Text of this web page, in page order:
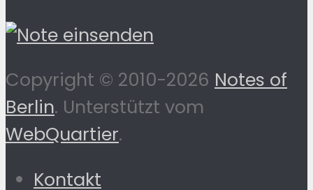
Copyright © 2010-2026 Notes of
Berlin. Unterstützt vom
WebQuartier.
Kontakt